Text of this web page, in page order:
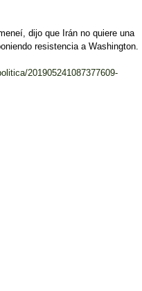
dijo que Irán no quiere una
resistencia a Washington.
201905241087377609-